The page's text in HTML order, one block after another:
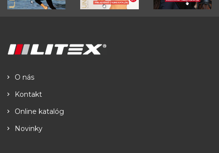
O nás
Kontakt
Online katalóg
Novinky